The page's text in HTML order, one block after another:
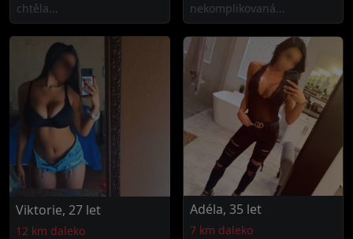
chtěla...
nekomplikovaná...
Viktorie, 27 let
12 km daleko
Adéla, 35 let
7 km daleko